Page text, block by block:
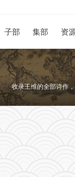
子部 集部 资
收录王维的全部诗作